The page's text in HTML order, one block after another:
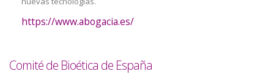
https://www.abogacia.es/
Comité de Bioética de España